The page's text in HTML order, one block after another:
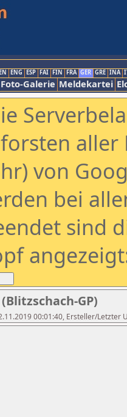
ENG ESP FAI FIN FRA GER GRE INA
Foto-Galerie Meldekartei
aller
von
bei
sind
GP)
00:01:40, Ersteller/Letzter